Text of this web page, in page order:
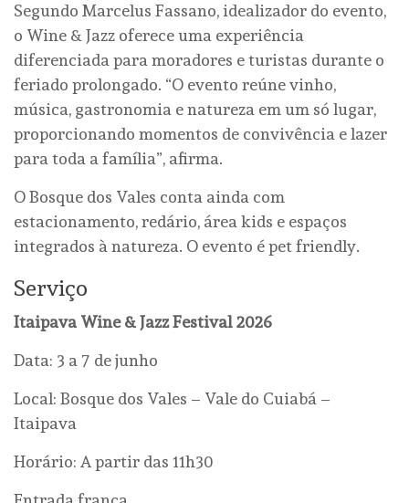
Segundo Marcelus Fassano, idealizador do evento,
o Wine & Jazz oferece uma experiência
diferenciada para moradores e turistas durante o
feriado prolongado. “O evento reúne vinho,
música, gastronomia e natureza em um só lugar,
proporcionando momentos de convivência e lazer
para toda a família”, afirma.
O Bosque dos Vales conta ainda com
estacionamento, redário, área kids e espaços
integrados à natureza. O evento é pet friendly.
Serviço
Itaipava Wine & Jazz Festival 2026
Data: 3 a 7 de junho
Local: Bosque dos Vales – Vale do Cuiabá –
Itaipava
Horário: A partir das 11h30